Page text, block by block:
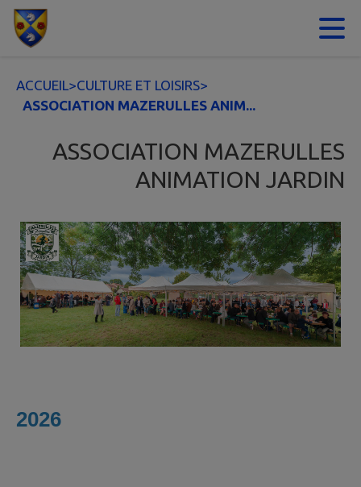
Contenu
ACCUEIL>CULTURE ET LOISIRS>
ASSOCIATION MAZERULLES ANIM...
ASSOCIATION MAZERULLES
ANIMATION JARDIN
2026